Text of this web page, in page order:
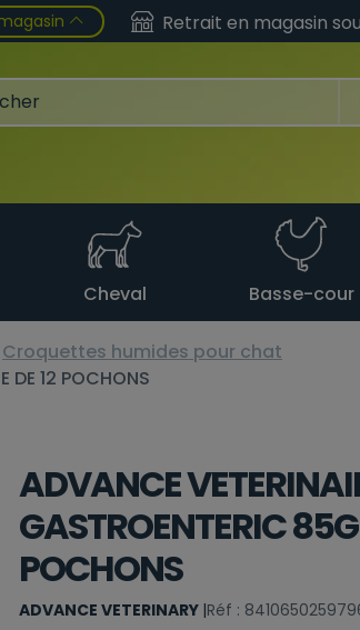
Retrait en magasin
Cheval Basse-cour
Croquettes humides pour chat
DE 12 POCHONS
ADVANCE
GASTROENTERIC
POCHONS
ADVANCE VETERINARY |Réf :